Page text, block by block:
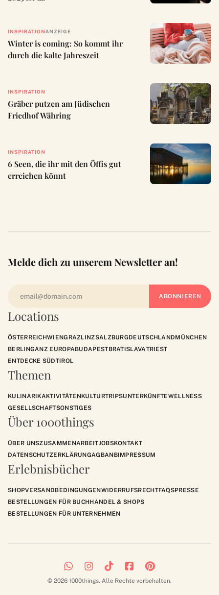
INSPIRATION ANZEIGE
Winter is coming: So kommt ihr
durch die kalte Jahreszeit
INSPIRATION
Gräber putzen am Jüdischen
Friedhof Währing
INSPIRATION
6 Seen, die ihr mit den Öffis gut
erreichen könnt
Locations
ÖSTERREICHWIENGRAZLINZSALZBURGDEUTSCHLANDMÜNCHEN
BERLINGANZ EUROPABUDAPESTBRATISLAVATRIEST
ENTDECKE SÜDTIROL
Themen
KULINARIKAKTIVITÄTENKULTURTRIPSUNTERKÜNFTEWELLNESS
GESELLSCHAFTSONSTIGES
Über 1000things
ÜBER UNSZUSAMMENARBEITJOBSKONTAKT
DATENSCHUTZERKLÄRUNGAGBANBIMPRESSUM
Erlebnisbücher
SHOPVERSANDBEDINGUNGENWIDERRUFSRECHTFAQSPRESSE
BESTELLUNGEN FÜR BUCHHANDEL & SHOPS
BESTELLUNGEN FÜR UNTERNEHMEN
Melde dich zu unserem Newsletter an!
© 2026 1000things. Alle Rechte vorbehalten.